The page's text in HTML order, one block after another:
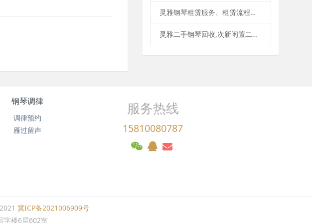
灵雅钢琴租赁服务、租赁流程、退租流程、续租购买、租赁价格等
灵雅二手钢琴回收,次新闲置二手钢琴回收,专业二手旧钢琴回收，联系人黄经理：13911741970（微信同号）
钢琴调律
调律预约
雁过留声
服务热线
15810080787
冀ICP备2021006909号
字楼6层602室